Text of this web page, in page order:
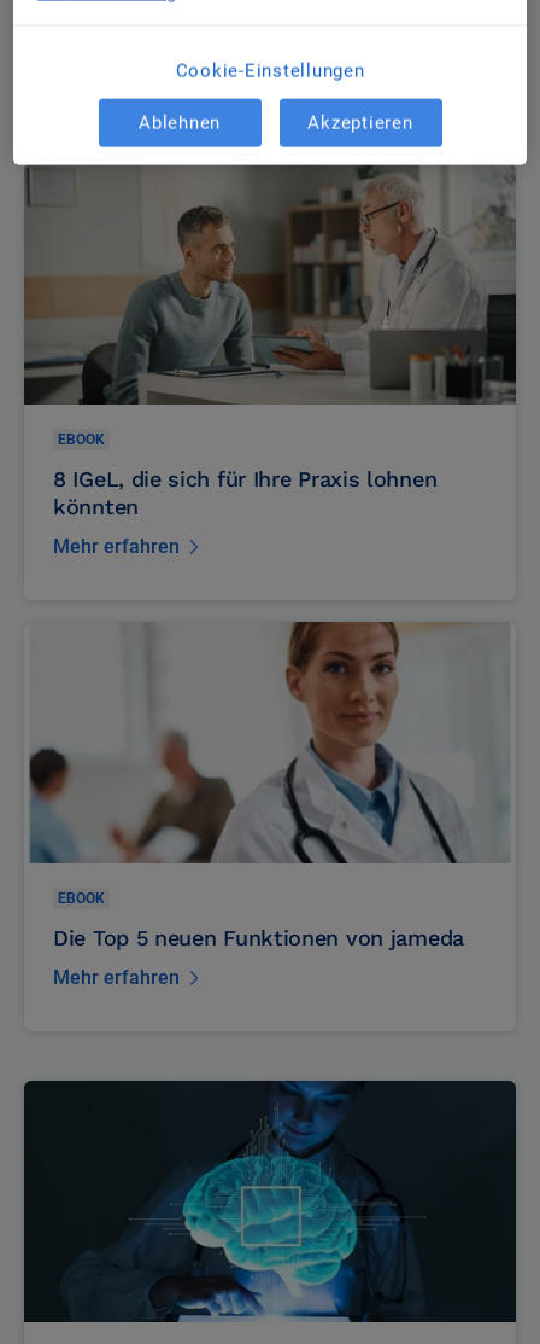
Mit KI: Umsatz der Praxis steigern
Mehr erfahren
EBOOK
könnten
EBOOK
Die Top 5 neuen Funktionen von jameda
Cookie-Einstellungen
Ablehnen Akzeptieren